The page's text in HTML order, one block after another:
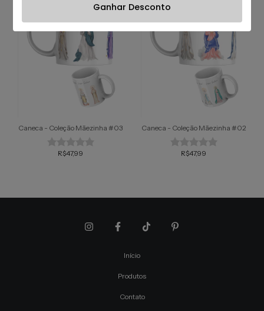
Caneca - Coleção Mãezinha #03
R$47,99
Caneca - Coleção Mãezinha #02
R$47,99
Início
Produtos
Contato
Ganhar Desconto